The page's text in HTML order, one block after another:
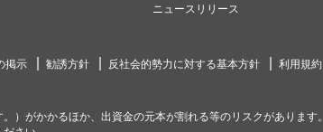
ニュースリリース
掲示 勧誘方針 反社会的勢力に対する基本方針 利用規約
）がかかるほか、出資金の元本が割れる等のリスクがあります。